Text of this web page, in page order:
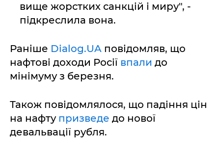
вище жорстких санкцій і миру", -
підкреслила вона.
Раніше Dialog.UA повідомляв, що
нафтові доходи Росії впали до
мінімуму з березня.
Також повідомлялося, що падіння цін
на нафту призведе до нової
девальвації рубля.